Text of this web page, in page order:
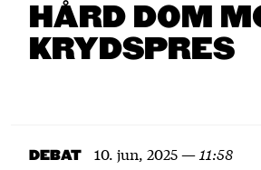
HÅRD DOM
KRYDSPRES
DEBAT 10. jun, 2025— 11:58